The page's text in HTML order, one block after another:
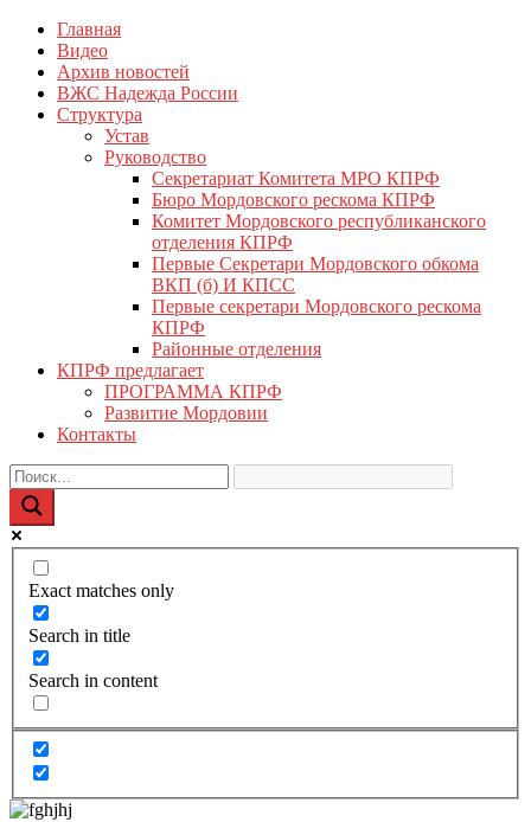
Перейти
содержимому
КПРФ Мордовия
Мордовское Региональное отделение КПРФ
Главная
Видео
Архив новостей
ВЖС Надежда России
Структура
Устав
Руководство
Секретариат Комитета МРО КПРФ
Бюро Мордовского рескома КПРФ
Комитет Мордовского республиканского
отделения КПРФ
Первые Секретари Мордовского обкома
ВКП (б) И КПСС
Первые секретари Мордовского рескома
КПРФ
Районные отделения
КПРФ предлагает
ПРОГРАММА КПРФ
Развитие Мордовии
Контакты
Exact matches only
Search in title
Search in content